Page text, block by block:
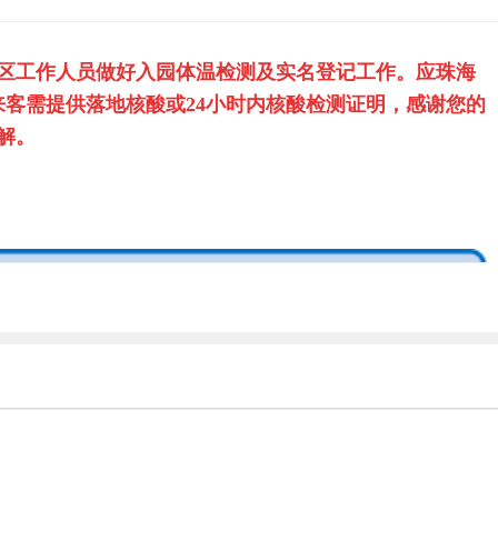
工作人员做好入园体温检测及实名登记工作。应珠海
需提供落地核酸或24小时内核酸检测证明，感谢您的
。